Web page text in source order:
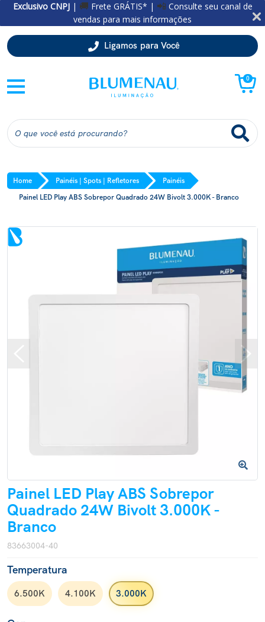
Exclusivo CNPJ | 🚚 Frete GRÁTIS* | 📲 Consulte seu canal de
vendas para mais informações
Ligamos para Você
0
Home Painéis | Spots | Refletores
Painéis
Painel LED Play ABS Sobrepor Quadrado 24W Bivolt 3.000K - Branco
Painel LED Play ABS Sobrepor
Quadrado 24W Bivolt 3.000K -
Branco
83663004-40
Temperatura
6.500K 4.100K 3.000K